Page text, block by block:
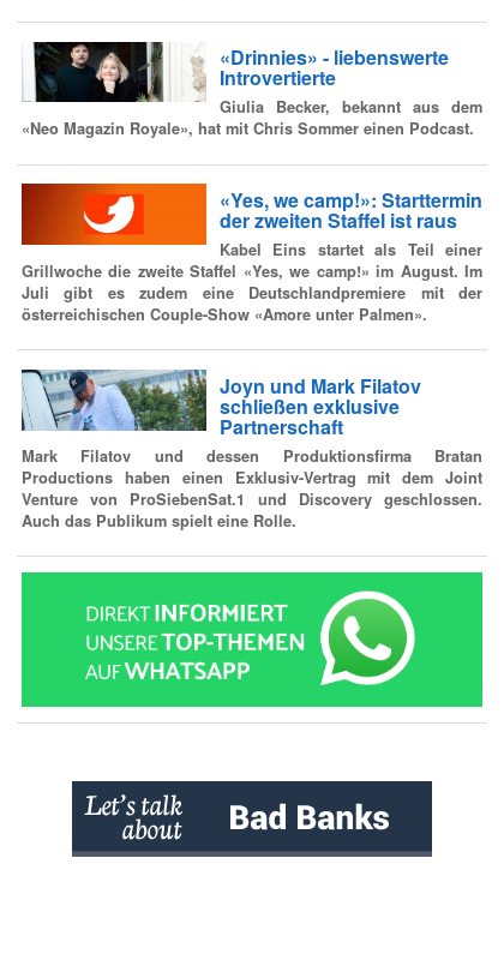
«Drinnies» - liebenswerte
Introvertierte
Giulia Becker, bekannt aus dem
«Neo Magazin Royale», hat mit Chris Sommer einen Podcast.
«Yes, we camp!»: Starttermin
der zweiten Staffel ist raus
Kabel Eins startet als Teil einer
Grillwoche die zweite Staffel «Yes, we camp!» im August. Im
Juli gibt es zudem eine Deutschlandpremiere mit der
österreichischen Couple-Show «Amore unter Palmen».
Joyn und Mark Filatov
schließen exklusive
Partnerschaft
Mark Filatov und dessen Produktionsfirma Bratan
Productions haben einen Exklusiv-Vertrag mit dem Joint
Venture von ProSiebenSat.1 und Discovery geschlossen.
Auch das Publikum spielt eine Rolle.